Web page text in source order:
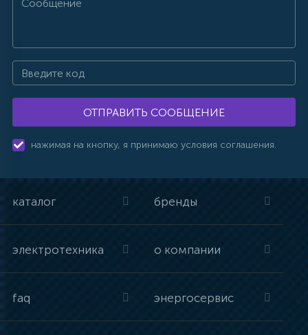
ОТПРАВИТЬ СООБЩЕНИЕ
нажимая на кнопку, я принимаю условия соглашения.
каталог бренды
электротехника о компании
faq энергосервис